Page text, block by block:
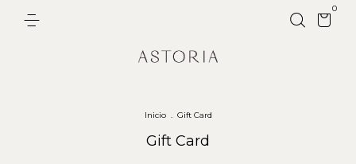
0
Inicio . Gift Card
Gift Card